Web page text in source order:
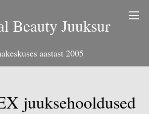
Beauty Juuksur
aastast 2005
juuksehooldused